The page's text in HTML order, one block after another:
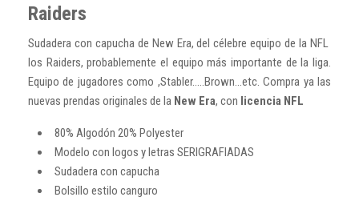
Raiders
Sudadera con capucha de New Era, del célebre equipo de la NFL
los Raiders, probablemente el equipo más importante de la liga.
Equipo de jugadores como ,Stabler.....Brown...etc. Compra ya las
nuevas prendas originales de la New Era, con licencia NFL
80% Algodón 20% Polyester
Modelo con logos y letras SERIGRAFIADAS
Sudadera con capucha
Bolsillo estilo canguro